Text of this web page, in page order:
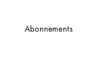
Abonnements